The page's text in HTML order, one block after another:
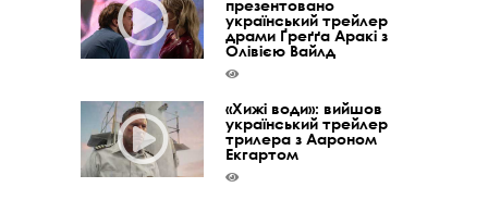
презентовано
український трейлер
драми Ґреґґа Аракі з
Олівією Вайлд
«Хижі води»: вийшов
український трейлер
трилера з Аароном
Екгартом